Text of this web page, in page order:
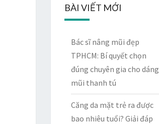
BÀI VIẾT MỚI
Bác sĩ nâng mũi đẹp
TPHCM: Bí quyết chọn
đúng chuyên gia cho dáng
mũi thanh tú
Căng da mặt trẻ ra được
bao nhiêu tuổi? Giải đáp